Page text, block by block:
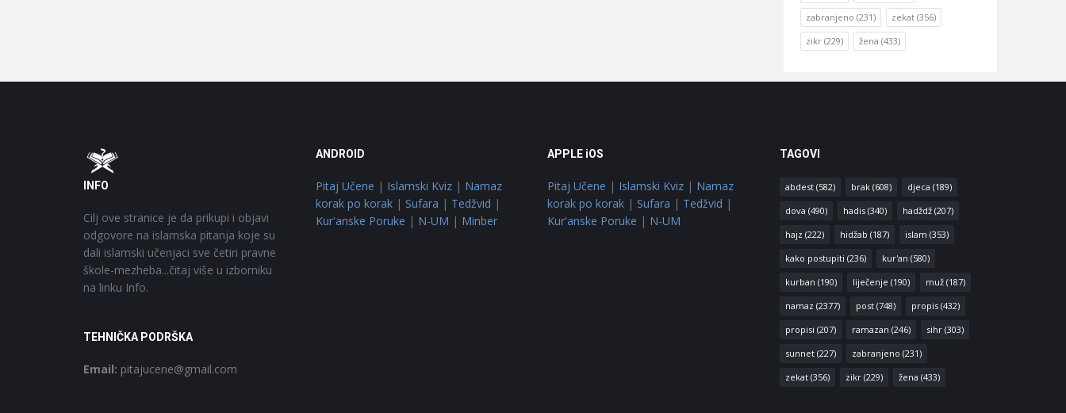
zabranjeno (231) zekat (356)
zikr (229) žena (433)
Footer
INFO
Cilj ove stranice je da prikupi i objavi
odgovore na islamska pitanja koje su
dali islamski učenjaci sve četiri pravne
škole-mezheba...čitaj više u izborniku
na linku Info.
TEHNIČKA PODRŠKA
Email: pitajucene@gmail.com
ANDROID
Pitaj Učene | Islamski Kviz| Namaz
korak po korak| Sufara | Tedžvid |
Kur'anske Poruke | N-UM | Minber
APPLE iOS
Pitaj Učene | Islamski Kviz | Namaz
korak po korak | Sufara | Tedžvid |
Kur'anske Poruke | N-UM
TAGOVI
abdest(582) brak(608) djeca (189)
dova (490) hadis(340) hadždž(207)
hajz (222) hidžab (187) islam (353)
kako postupiti (236) kur'an (580)
kurban (190) liječenje (190) muž(187)
namaz (2377) post(748) propis(432)
propisi (207) ramazan (246) sihr(303)
sunnet(227) zabranjeno (231)
zekat(356) zikr(229) žena (433)